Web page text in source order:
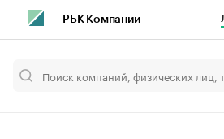
РБК Компании